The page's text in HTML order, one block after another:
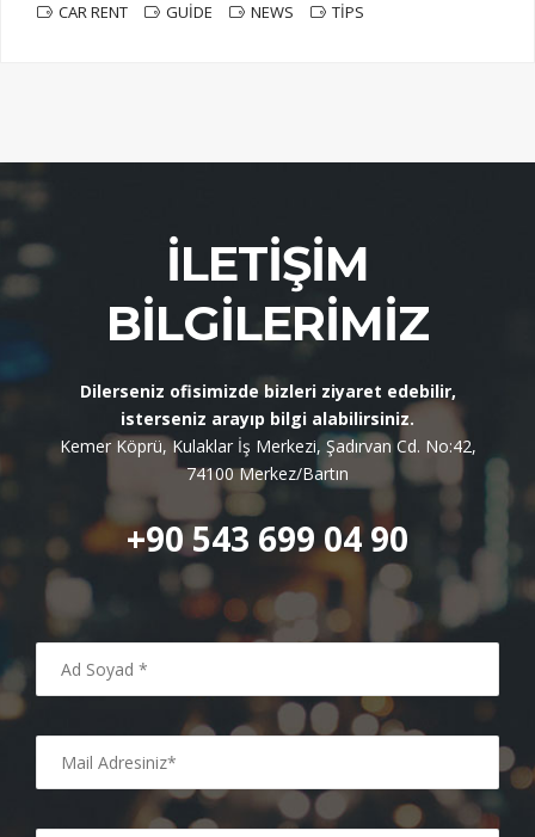
CAR RENT GUIDE NEWS TIPS
İLETIŞIM
BILGILERIMIZ
Dilerseniz ofisimizde bizleri ziyaret edebilir,
isterseniz arayıp bilgi alabilirsiniz.
Kemer Köprü, Kulaklar İş Merkezi, Şadırvan Cd. No:42,
74100 Merkez/Bartın
+90 543 699 04 90